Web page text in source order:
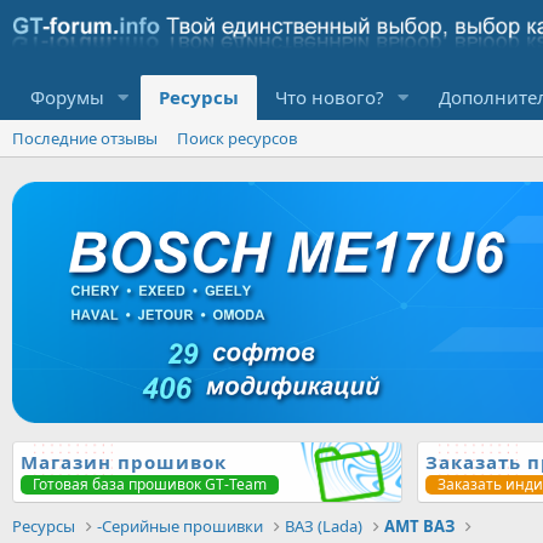
Форумы Ресурсы Что нового?
Последние отзывы Поиск ресурсов
Магазин прошивок
Готовая база прошивок GT-Team
Заказать
Заказать
Ресурсы -Серийные прошивки ВАЗ (Lada) АМТ ВАЗ